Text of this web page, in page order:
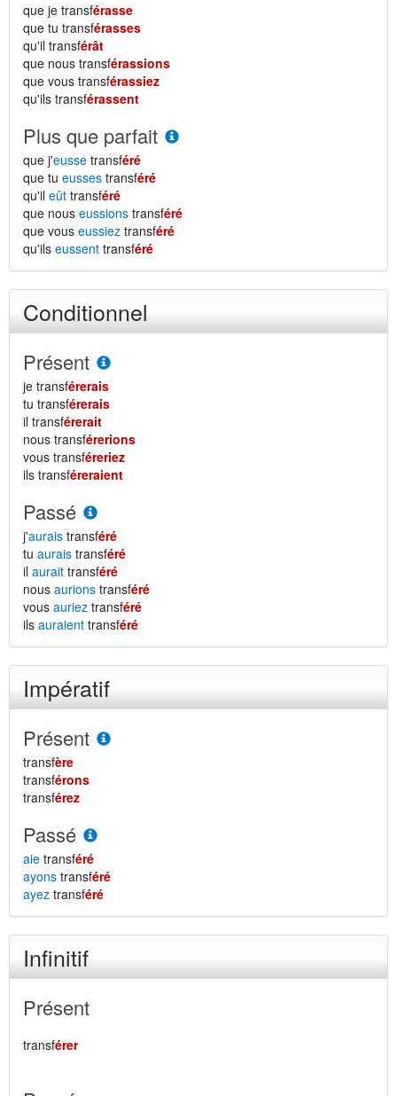
que je transférasse
que tu transférasses
qu'il transférât
que nous transférassions
que vous transférassiez
qu'ils transférassent
Plus que parfait
que j'eusse transféré
que tu eusses transféré
qu'il eût transféré
que nous eussions transféré
que vous eussiez transféré
qu'ils eussent transféré
Conditionnel
Présent
je transférerais
tu transférerais
il transférerait
nous transférerions
vous transféreriez
ils transféreraient
Passé
j'aurais transféré
tu aurais transféré
il aurait transféré
nous aurions transféré
vous auriez transféré
ils auraient transféré
Impératif
Présent
transfère
transférons
transférez
Passé
aie transféré
ayons transféré
ayez transféré
Infinitif
Présent
transférer